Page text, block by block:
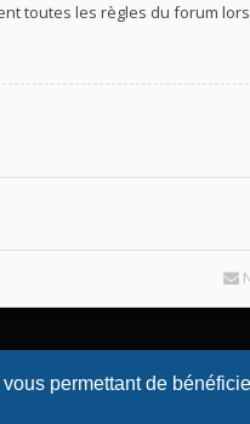
permettant de
toutes les règles du forum